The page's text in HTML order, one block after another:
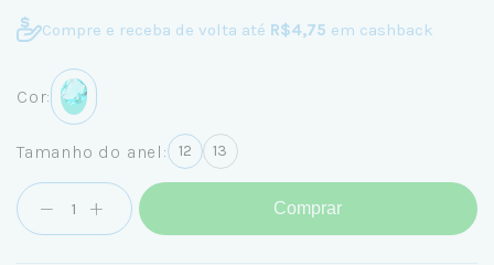
Compre e receba de volta até R$4,75 em cashback
Cor:
Tamanho do anel: 12 13
Comprar